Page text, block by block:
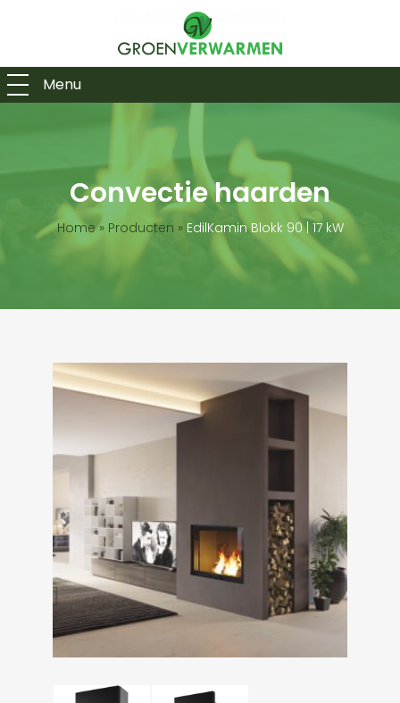
Menu
Convectie haarden
Home» Producten » EdilKamin Blokk 90 | 17 kW